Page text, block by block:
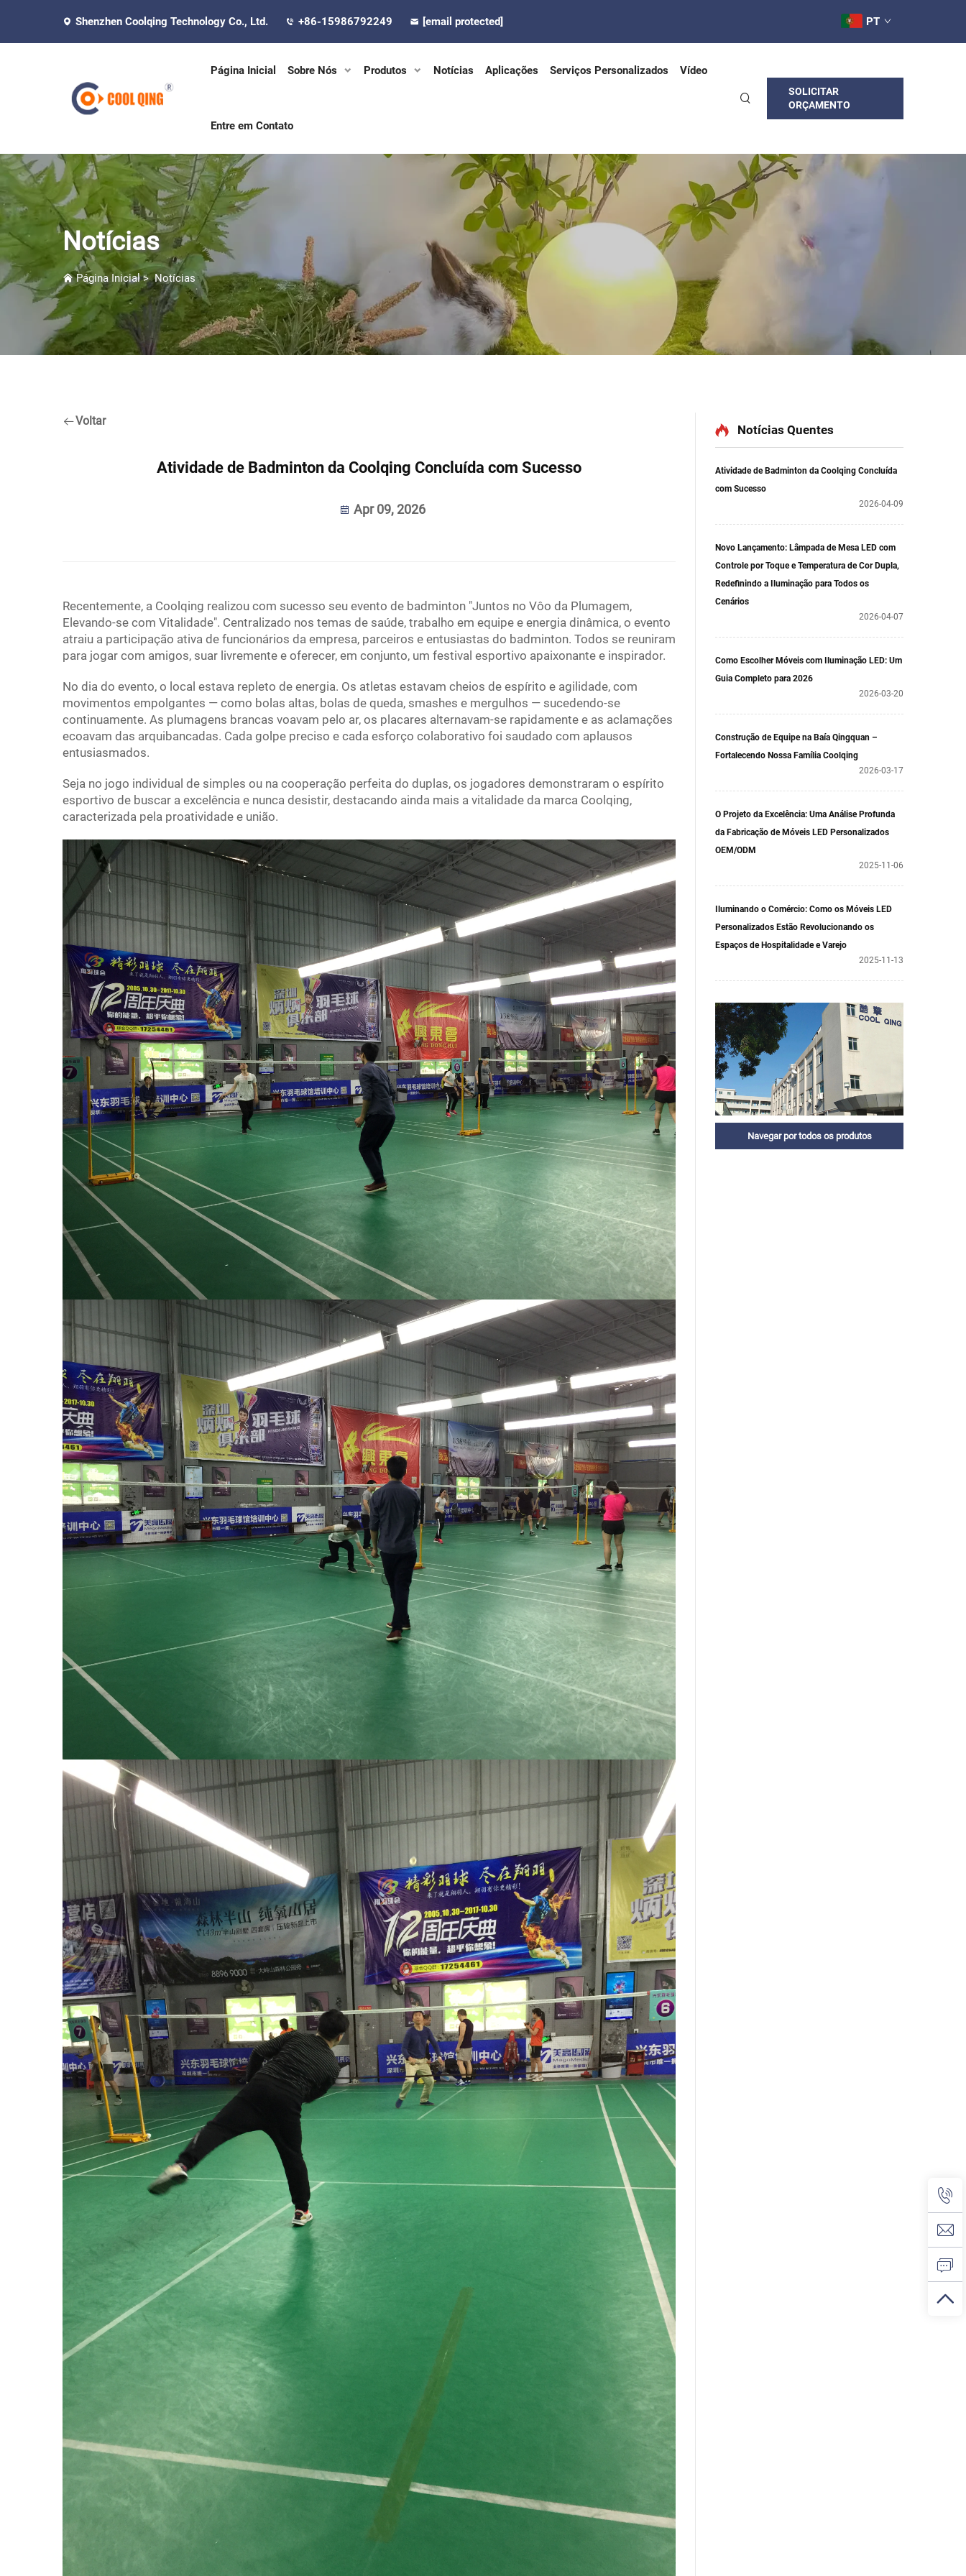
Shenzhen Coolqing Technology Co., Ltd. +86-15986792249 [email protected] PT
Página Inicial Sobre Nós Produtos Notícias Aplicações Serviços Personalizados Vídeo
Entre em Contato
SOLICITAR
ORÇAMENTO
Notícias
Página Inicial>Notícias
Voltar
Atividade de Badminton da Coolqing Concluída com Sucesso
Apr 09, 2026
Recentemente, a Coolqing realizou com sucesso seu evento de badminton "Juntos no Vôo da Plumagem,
Elevando-se com Vitalidade". Centralizado nos temas de saúde, trabalho em equipe e energia dinâmica, o evento
atraiu a participação ativa de funcionários da empresa, parceiros e entusiastas do badminton. Todos se reuniram
para jogar com amigos, suar livremente e oferecer, em conjunto, um festival esportivo apaixonante e inspirador.
No dia do evento, o local estava repleto de energia. Os atletas estavam cheios de espírito e agilidade, com
movimentos empolgantes — como bolas altas, bolas de queda, smashes e mergulhos — sucedendo-se
continuamente. As plumagens brancas voavam pelo ar, os placares alternavam-se rapidamente e as aclamações
ecoavam das arquibancadas. Cada golpe preciso e cada esforço colaborativo foi saudado com aplausos
entusiasmados.
Seja no jogo individual de simples ou na cooperação perfeita do duplas, os jogadores demonstraram o espírito
esportivo de buscar a excelência e nunca desistir, destacando ainda mais a vitalidade da marca Coolqing,
caracterizada pela proatividade e união.
Notícias Quentes
Atividade de Badminton da Coolqing Concluída
com Sucesso
2026-04-09
Novo Lançamento: Lâmpada de Mesa LED com
Controle por Toque e Temperatura de Cor Dupla,
Redefinindo a Iluminação para Todos os
Cenários
2026-04-07
Como Escolher Móveis com Iluminação LED: Um
Guia Completo para 2026
2026-03-20
Construção de Equipe na Baía Qingquan –
Fortalecendo Nossa Família Coolqing
2026-03-17
O Projeto da Excelência: Uma Análise Profunda
da Fabricação de Móveis LED Personalizados
OEM/ODM
2025-11-06
Iluminando o Comércio: Como os Móveis LED
Personalizados Estão Revolucionando os
Espaços de Hospitalidade e Varejo
2025-11-13
Navegar por todos os produtos